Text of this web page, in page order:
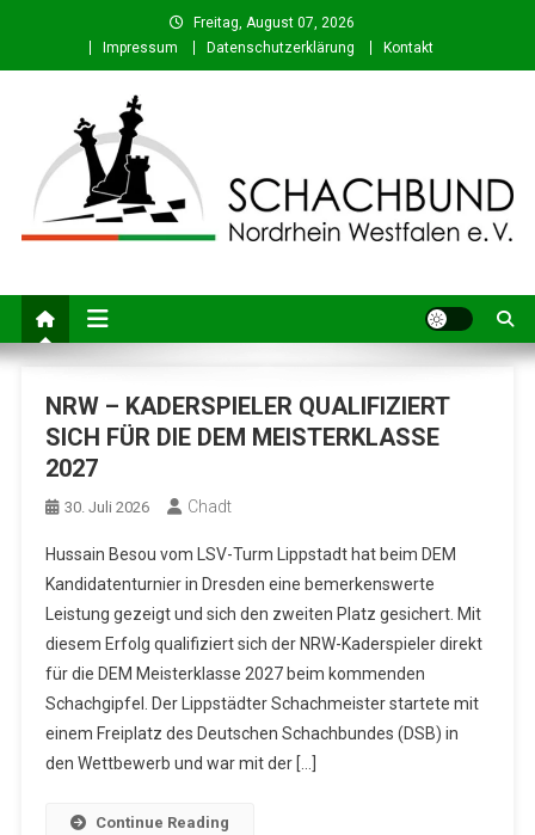
content
Freitag, August 07, 2026
Impressum
Datenschutzerklärung Kontakt
NRW – KADERSPIELER QUALIFIZIERT
SICH FÜR DIE DEM MEISTERKLASSE
2027
30. Juli 2026 Chadt
Hussain Besou vom LSV-Turm Lippstadt hat beim DEM
Kandidatenturnier in Dresden eine bemerkenswerte
Leistung gezeigt und sich den zweiten Platz gesichert. Mit
diesem Erfolg qualifiziert sich der NRW-Kaderspieler direkt
für die DEM Meisterklasse 2027 beim kommenden
Schachgipfel. Der Lippstädter Schachmeister startete mit
einem Freiplatz des Deutschen Schachbundes (DSB) in
den Wettbewerb und war mit der […]
Continue Reading